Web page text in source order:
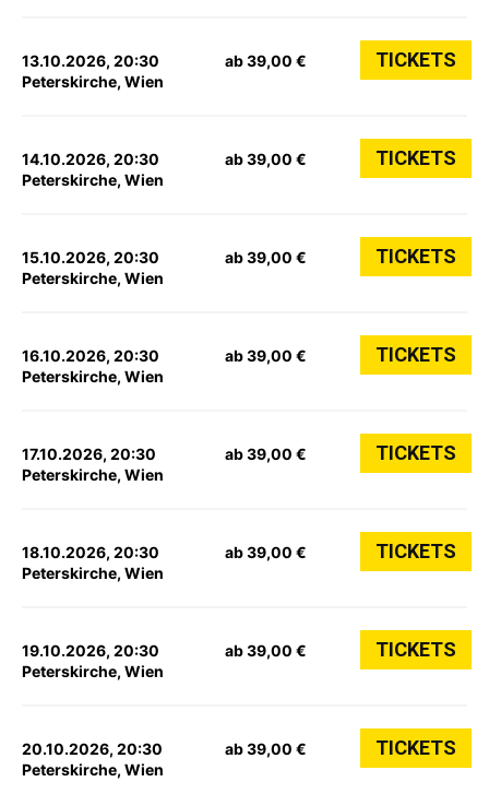
13.10.2026, 20:30
Peterskirche, Wien
ab 39,00 € TICKETS
14.10.2026, 20:30
Peterskirche, Wien
ab 39,00 € TICKETS
15.10.2026, 20:30
Peterskirche, Wien
ab 39,00 € TICKETS
16.10.2026, 20:30
Peterskirche, Wien
ab 39,00 € TICKETS
17.10.2026, 20:30
Peterskirche, Wien
ab 39,00 € TICKETS
18.10.2026, 20:30
Peterskirche, Wien
ab 39,00 € TICKETS
19.10.2026, 20:30
Peterskirche, Wien
ab 39,00 € TICKETS
20.10.2026, 20:30
Peterskirche, Wien
ab 39,00 € TICKETS